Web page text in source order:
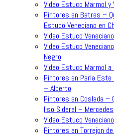
Video Estuco Marmol y
Pintores en Batres –
Estuco Veneciano en
Video Estuco
Video Estuco
Negro
Video Estuco Marmol
Pintores en Parla
– Alberto
Pintores en Coslada –
liso Sideral – Mercedes
Video Estuco
Pintores en Torrejon